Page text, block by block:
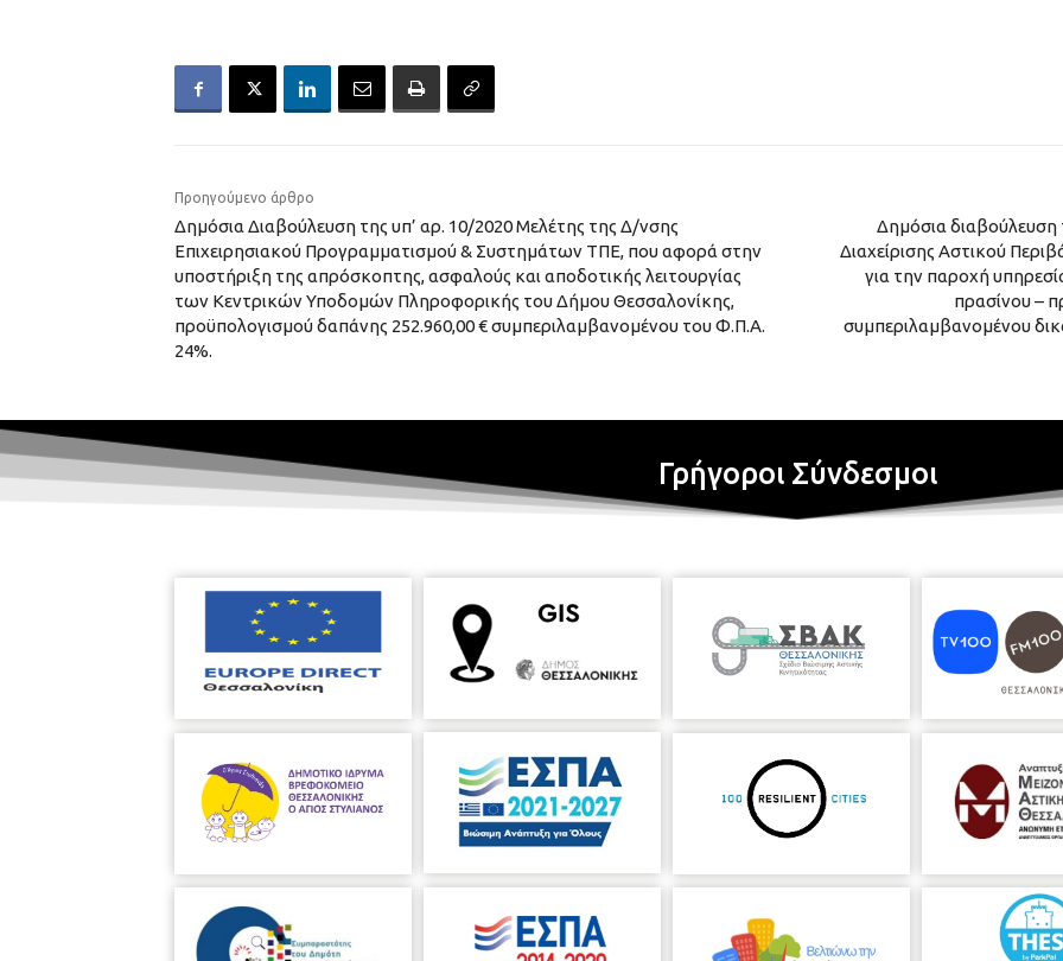
Προηγούμενο άρθρο
Δημόσια Διαβούλευση της υπ’ αρ. 10/2020 Μελέτης της Δ/νσης
Επιχειρησιακού Προγραμματισμού & Συστημάτων ΤΠΕ, που αφορά στην
υποστήριξη της απρόσκοπτης, ασφαλούς και αποδοτικής λειτουργίας
των Κεντρικών Υποδομών Πληροφορικής του Δήμου Θεσσαλονίκης,
προϋπολογισμού δαπάνης 252.960,00 € συμπεριλαμβανομένου του Φ.Π.Α.
24%.
Δημόσια διαβούλευση
Διαχείρισης Αστικού
για την παροχή
πρασίνου –
συμπεριλαμβανομένου
Γρήγοροι Σύνδεσμοι